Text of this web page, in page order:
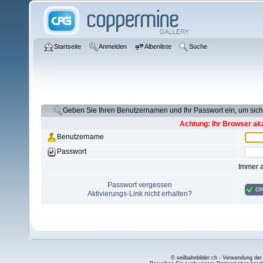
Startseite Anmelden Albenliste Suche
Geben Sie Ihren Benutzernamen und Ihr Passwort ein, um
Achtung: Ihr Browser
Benutzername
Passwort
Immer
Passwort vergessen
Aktivierungs-Link nicht erhalten?
© seilbahnbilder.ch - Verwendung